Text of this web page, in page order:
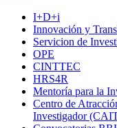
I+D+i
Innovación y
Servicion de
OPE
CINTTEC
HRS4R
Mentoría para la
Centro de
Investigador